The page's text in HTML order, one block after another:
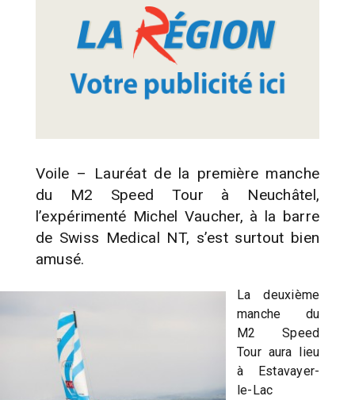
Voile – Lauréat de la première manche
du M2 Speed Tour à Neuchâtel,
l’expérimenté Michel Vaucher, à la barre
de Swiss Medical NT, s’est surtout bien
amusé.
La deuxième
manche du
M2 Speed
Tour aura lieu
à Estavayer-
le-Lac